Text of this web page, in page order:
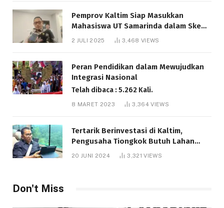
Pemprov Kaltim Siap Masukkan
Mahasiswa UT Samarinda dalam Skema
Bantuan Pendidikan Gratispol
2 JULI 2025 3,468 VIEWS
Peran Pendidikan dalam Mewujudkan
Integrasi Nasional
Telah dibaca : 5.262 Kali.
8 MARET 2023 3,364VIEWS
Tertarik Berinvestasi di Kaltim,
Pengusaha Tiongkok Butuh Lahan
1.000 Hektare
20 JUNI 2024 3,321VIEWS
Don't Miss